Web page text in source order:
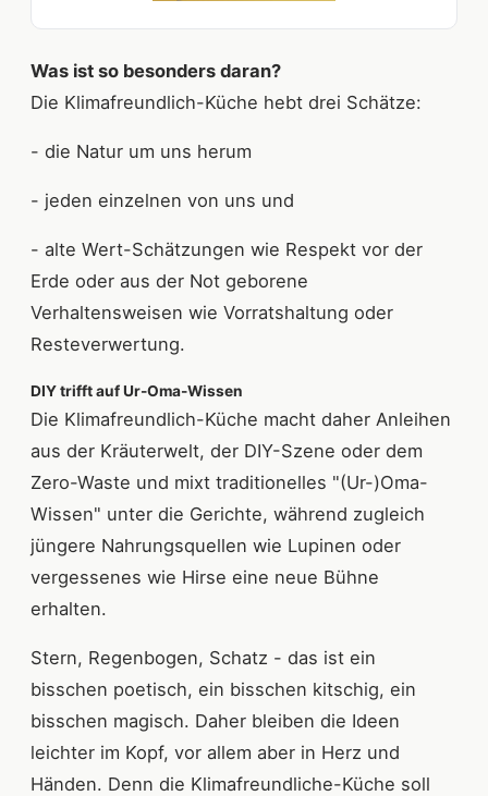
Was ist so besonders daran?
Die Klimafreundlich-Küche hebt drei Schätze:
- die Natur um uns herum
- jeden einzelnen von uns und
- alte Wert-Schätzungen wie Respekt vor der
Erde oder aus der Not geborene
Verhaltensweisen wie Vorratshaltung oder
Resteverwertung.
DIY trifft auf Ur-Oma-Wissen
Die Klimafreundlich-Küche macht daher Anleihen
aus der Kräuterwelt, der DIY-Szene oder dem
Zero-Waste und mixt traditionelles "(Ur-)Oma-
Wissen" unter die Gerichte, während zugleich
jüngere Nahrungsquellen wie Lupinen oder
vergessenes wie Hirse eine neue Bühne
erhalten.
Stern, Regenbogen, Schatz - das ist ein
bisschen poetisch, ein bisschen kitschig, ein
bisschen magisch. Daher bleiben die Ideen
leichter im Kopf, vor allem aber in Herz und
Händen. Denn die Klimafreundliche-Küche soll